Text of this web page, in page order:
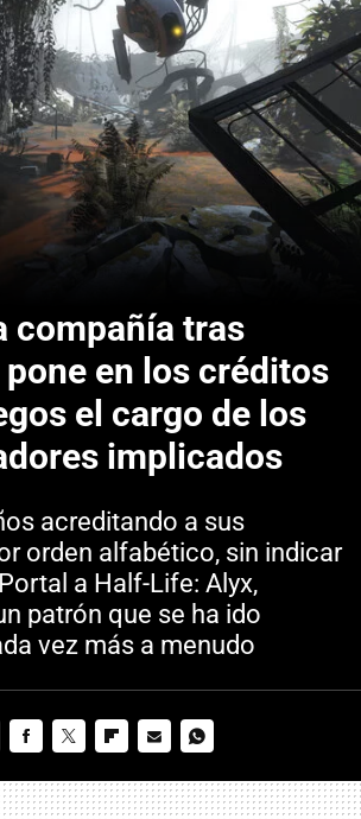
compañía tras
en los créditos
el cargo de los
implicados
acreditando a sus
orden alfabético, sin indicar
a Half-Life: Alyx,
patrón que se ha ido
vez más a menudo
MAIL